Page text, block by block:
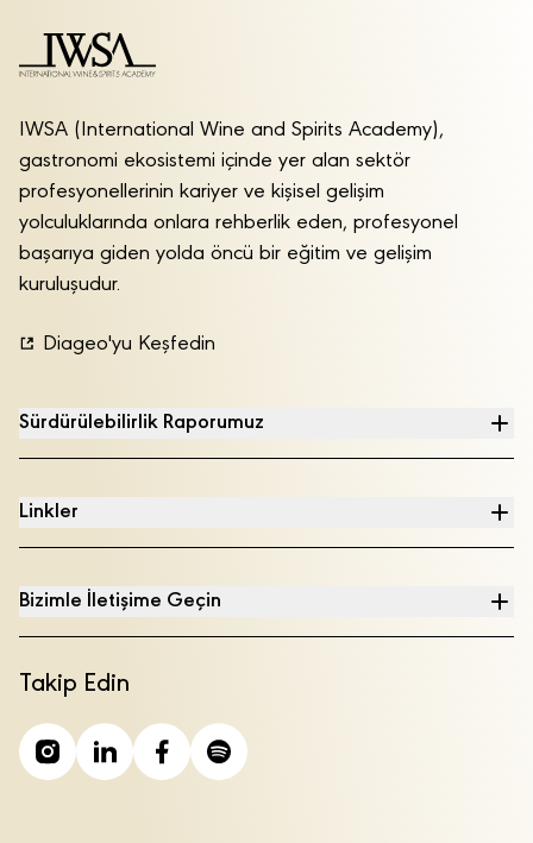
IWSA (International Wine and Spirits Academy),
gastronomi ekosistemi içinde yer alan sektör
profesyonellerinin kariyer ve kişisel gelişim
yolculuklarında onlara rehberlik eden, profesyonel
başarıya giden yolda öncü bir eğitim ve gelişim
kuruluşudur.
Diageo'yu Keşfedin
Sürdürülebilirlik Raporumuz
Linkler
Bizimle İletişime Geçin
Takip Edin